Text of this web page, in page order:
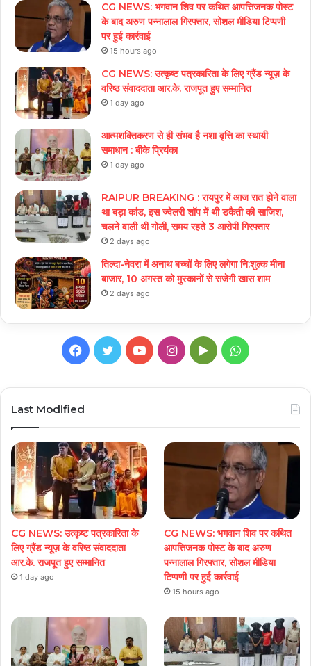
CG NEWS: भगवान शिव पर कथित आपत्तिजनक पोस्ट
के बाद अरुण पन्नालाल गिरफ्तार, सोशल मीडिया टिप्पणी
पर हुई कार्रवाई
15 hours ago
CG NEWS: उत्कृष्ट पत्रकारिता के लिए ग्रैंड न्यूज़ के
वरिष्ठ संवाददाता आर.के. राजपूत हुए सम्मानित
1 day ago
आत्मशक्तिकरण से ही संभव है नशा वृत्ति का स्थायी
समाधान : बीके प्रियंका
1 day ago
RAIPUR BREAKING : रायपुर में आज रात होने वाला
था बड़ा कांड, इस ज्वेलरी शॉप में थी डकैती की साजिश,
चलने वाली थी गोली, समय रहते 3 आरोपी गिरफ्तार
2 days ago
तिल्दा-नेवरा में अनाथ बच्चों के लिए लगेगा नि:शुल्क मीना
बाजार, 10 अगस्त को मुस्कानों से सजेगी खास शाम
2 days ago
Facebook
TwitterYouTubeInstagram
GoogleWhatsApp
Last Modified
CG NEWS: उत्कृष्ट पत्रकारिता के
लिए ग्रैंड न्यूज़ के वरिष्ठ संवाददाता
आर.के. राजपूत हुए सम्मानित
1 day ago
CG NEWS: भगवान शिव पर कथित
आपत्तिजनक पोस्ट के बाद अरुण
पन्नालाल गिरफ्तार, सोशल मीडिया
टिप्पणी पर हुई कार्रवाई
15 hours ago